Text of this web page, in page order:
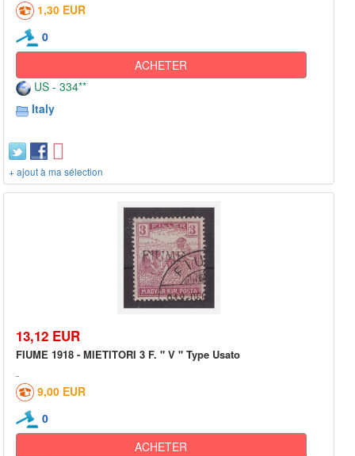
1,30 EUR
0
ACHETER
US - 334**
Italy
+ ajout à ma sélection
13,12 EUR
FIUME 1918 - MIETITORI 3 F. " V " Type Usato
9,00 EUR
0
ACHETER